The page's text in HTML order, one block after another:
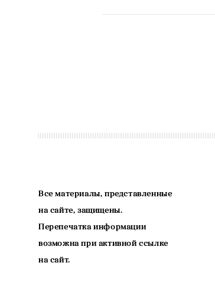
Все материалы, представленные
на сайте, защищены.
Перепечатка информации
возможна при активной ссылке
на сайт.